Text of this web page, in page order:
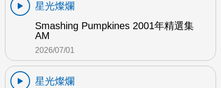
星光燦爛
Smashing Pumpkines 2001年精選集
AM
2026/07/01
星光燦爛